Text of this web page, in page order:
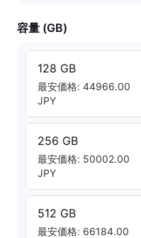
容量 (GB)
128 GB
最安価格: 44966.00
JPY
256 GB
最安価格: 50002.00
JPY
512 GB
最安価格: 66184.00